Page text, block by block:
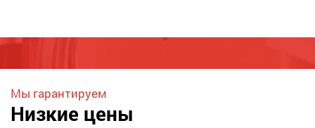
Мы гарантируем
Низкие цены